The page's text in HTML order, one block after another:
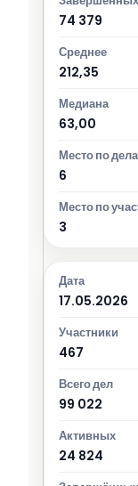
74 379
212,35
63,00
6
3
17.05.2026
467
99 022
24 824